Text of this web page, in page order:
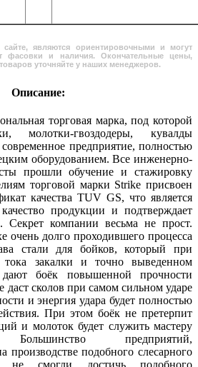
являются ориентировочными и могут
фасовки и наличия. Окончательные цены,
уточняйте у наших менеджеров.
Описание:
торговая марка, под которой
молотки-гвоздодеры, кувалды
предприятие, полностью
оборудованием. Все инженерно-
прошли обучение и стажировку
торговой марки Strike присвоен
качества TUV GS, что является
продукции и подтверждает
Секрет компании весьма не прост.
очень долго проходившего процесса
стали для бойков, который при
тока закалки и точно выведенном
дают боёк повышенной прочности
даст сколов при самом сильном ударе
и энергия удара будет полностью
При этом боёк не претерпит
и молоток будет служить мастеру
предприятий,
производстве подобного слесарного
не смогли достичь подобного